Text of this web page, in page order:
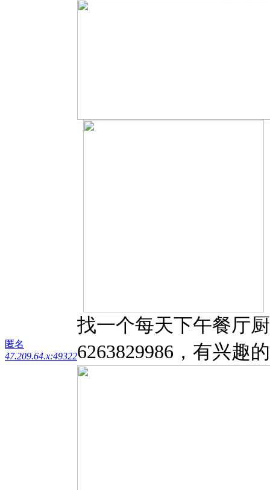
匿名
47.209.64.x:49322
找一个每天下午餐厅
6263829986，有兴趣